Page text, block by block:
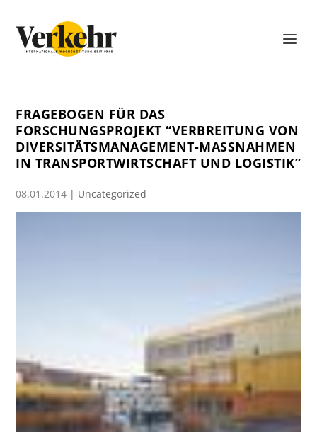
FRAGEBOGEN FÜR DAS
FORSCHUNGSPROJEKT “VERBREITUNG VON
DIVERSITÄTSMANAGEMENT-MASSNAHMEN I
N TRANSPORTWIRTSCHAFT UND LOGISTIK”
08.01.2014 | Uncategorized